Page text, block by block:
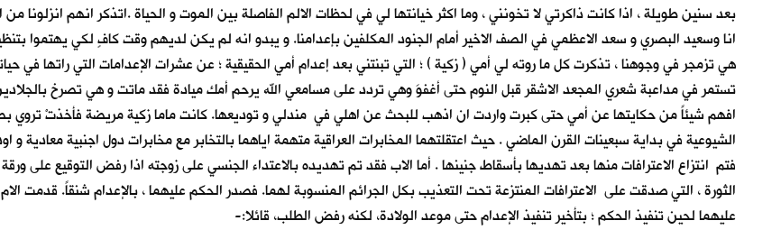
بعد سنين طويلة ، اذا كانت ذاكرتي لا تخونني ، وما اكثر خيانتها لي في لحظات الالم الفاصلة بين الموت و الحياة .اتذكر انهم
انا وسعيد البصري و سعد الاعظمي في الصف الاخير أمام الجنود المكلفين بإعدامنا. و يبدو انه لم يكن لديهم وقت كافٍ لكي يهتموا
هي تزمجر في وجوهنا ، تذكرت كل ما روته لي أمي ( زكية ) ؛ التي تبنتني بعد إعدام أمي الحقيقية ؛ عن عشرات الإعدامات التي راتها
تستمر في مداعبة شعري المجعد الاشقر قبل النوم حتى أغفوَ وهي تردد على مسامعي الله يرحم أمك ميادة فقد ماتت و هي تصرخ
افهم شيئاً من حكايتها عن أمي حتى كبرت واردت ان اذهب للبحث عن اهلي في مندلي و توديعها. كانت ماما زكية مريضة فأخذتْ تروي
الشيوعية في بداية سبعينات القرن الماضي . حيث اعتقلتهما المخابرات العراقية متهمة اياهما بالتخابر مع مخابرات دول اجنبية
فتم انتزاع الاعترافات منها بعد تهديها بأسقاط جنينها . أما الاب فقد تم تهديده بالاعتداء الجنسي على زوجته اذا رفض التوقيع على
الثورة ، التي صدقت على الاعترافات المنتزعة تحت التعذيب بكل الجرائم المنسوبة لهما. فصدر الحكم عليهما ، بالإعدام شنقاً. قدمت
عليهما لحين تنفيذ الحكم ؛ بتأخير تنفيذ الإعدام حتى موعد الولادة، لكنه رفض الطلب، قائلا:-